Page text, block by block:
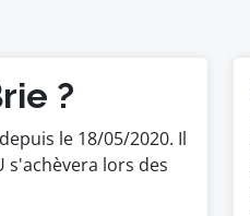
?
le 18/05/2020. Il
s'achèvera lors des